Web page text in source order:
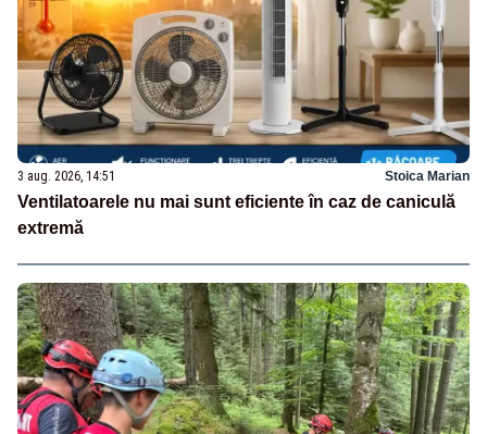
3 aug. 2026, 14:51 Stoica Marian
Ventilatoarele nu mai sunt eficiente în caz de caniculă
extremă